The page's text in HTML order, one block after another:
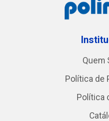
Quem
Política de
Política